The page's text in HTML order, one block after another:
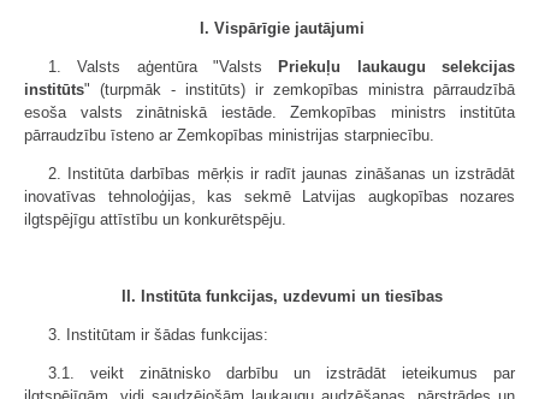
I. Vispārīgie jautājumi
1. Valsts aģentūra "Valsts
Priekuļu lauk­augu selekcijas
institūts" (turpmāk - institūts) ir zemkopības ministra pārraudzībā
esoša valsts zinātniskā iestāde. Zemkopības ministrs institūta
pārraudzību īsteno ar Zemkopības ministrijas starpniecību.
2. Institūta darbības mērķis ir radīt jaunas zināšanas un izstrādāt
inovatīvas tehnoloģijas, kas sekmē Latvijas augkopības nozares
ilgtspējīgu attīstību un konkurētspēju.
II. Institūta funkcijas, uzdevumi un tiesības
3. Institūtam ir šādas funkcijas:
3.1. veikt zinātnisko darbību un izstrādāt ieteikumus par